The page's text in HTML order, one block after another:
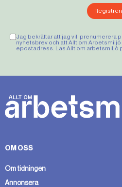
Jag bekräftar att jag vill prenumerera
nyhetsbrev och att Allt om Arbetsmiljö
epostadress. Läs Allt om
OM OSS
Om tidningen
Annonsera